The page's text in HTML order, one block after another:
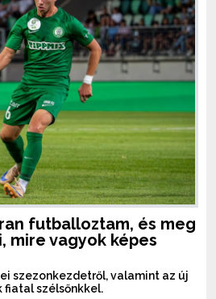
futballoztam, és meg
mire vagyok képes
szezonkezdetről, valamint az új
szélsőnkkel.